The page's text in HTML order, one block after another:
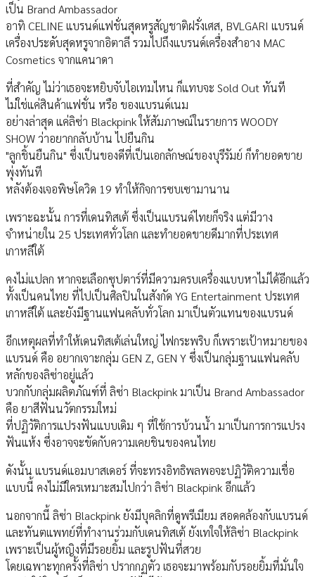
เป็น Brand Ambassador
อาทิ CELINE แบรนด์แฟชั่นสุดหรูสัญชาติฝรั่งเศส, BVLGARI แบรนด์
เครื่องประดับสุดหรูจากอิตาลี รวมไปถึงแบรนด์เครื่องสำอาง MAC
Cosmetics จากแคนาดา
ที่สำคัญ ไม่ว่าเธอจะหยิบจับไอเทมไหน ก็แทบจะ Sold Out ทันที
ไม่ใช่แค่สินค้าแฟชั่น หรือ ของแบรนด์เนม
อย่างล่าสุด แค่ลิซ่า Blackpink ให้สัมภาษณ์ในรายการ WOODY
SHOW ว่าอยากกลับบ้าน ไปยืนกิน
"ลูกชิ้นยืนกิน" ซึ่งเป็นของดีที่เป็นเอกลักษณ์ของบุรีรัมย์ ก็ทำยอดขาย
พุ่งทันที
หลังต้องเจอพิษโควิด 19 ทำให้กิจการซบเซามานาน
เพราะฉะนั้น การที่เดนทิสเต้ ซึ่งเป็นแบรนด์ไทยก็จริง แต่มีวาง
จำหน่ายใน 25 ประเทศทั่วโลก และทำยอดขายดีมากที่ประเทศ
เกาหลีใต้
คงไม่แปลก หากจะเลือกซุปตาร์ที่มีความครบเครื่องแบบหาไม่ได้อีกแล้ว
ทั้งเป็นคนไทย ที่ไปเป็นศิลปินในสังกัด YG Entertainment ประเทศ
เกาหลีใต้ และยังมีฐานแฟนคลับทั่วโลก มาเป็นตัวแทนของแบรนด์
อีกเหตุผลที่ทำให้เดนทิสเต้เล่นใหญ่ ไฟกระพริบ ก็เพราะเป้าหมายของ
แบรนด์ คือ อยากเจาะกลุ่ม GEN Z, GEN Y ซึ่งเป็นกลุ่มฐานแฟนคลับ
หลักของลิซ่าอยู่แล้ว
บวกกับกลุ่มผลิตภัณฑ์ที่ ลิซ่า Blackpink มาเป็น Brand Ambassador
คือ ยาสีฟันนวัตกรรมใหม่
ที่ปฏิวัติการแปรงฟันแบบเดิม ๆ ที่ใช้การบ้วนน้ำ มาเป็นการการแปรง
ฟันแห้ง ซึ่งอาจจะขัดกับความเคยชินของคนไทย
ดังนั้น แบรนด์แอมบาสเดอร์ ที่จะทรงอิทธิพลพอจะปฏิวัติความเชื่อ
แบบนี้ คงไม่มีใครเหมาะสมไปกว่า ลิซ่า Blackpink อีกแล้ว
นอกจากนี้ ลิซ่า Blackpink ยังมีบุคลิกที่ดูพรีเมียม สอดคล้องกับแบรนด์
และทันตแพทย์ที่ทำงานร่วมกับเดนทิสเต้ ยังเทใจให้ลิซ่า Blackpink
เพราะเป็นผู้หญิงที่มีรอยยิ้ม และรูปฟันที่สวย
โดยเฉพาะทุกครั้งที่ลิซ่า ปรากกฏตัว เธอจะมาพร้อมกับรอยยิ้มที่มั่นใจ